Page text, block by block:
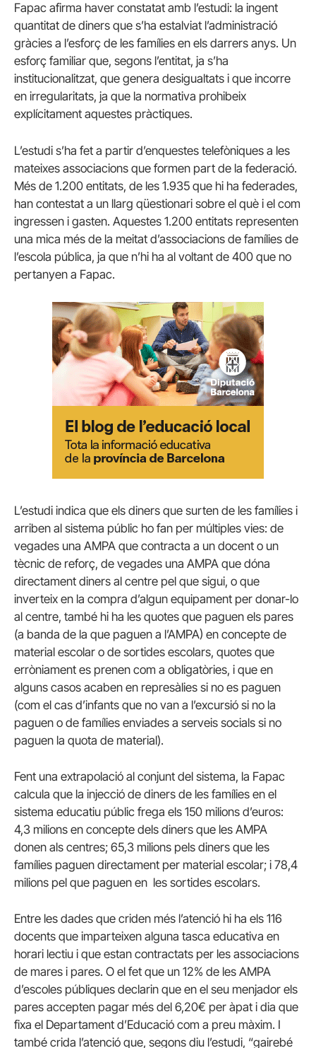
Fapac afirma haver constatat amb l’estudi: la ingent
quantitat de diners que s’ha estalviat l’administració
gràcies a l’esforç de les famílies en els darrers anys. Un
esforç familiar que, segons l’entitat, ja s’ha
institucionalitzat, que genera desigualtats i que incorre
en irregularitats, ja que la normativa prohibeix
explícitament aquestes pràctiques.
L’estudi s’ha fet a partir d’enquestes telefòniques a les
mateixes associacions que formen part de la federació.
Més de 1.200 entitats, de les 1.935 que hi ha federades,
han contestat a un llarg qüestionari sobre el què i el com
ingressen i gasten. Aquestes 1.200 entitats representen
una mica més de la meitat d’associacions de famílies de
l’escola pública, ja que n’hi ha al voltant de 400 que no
pertanyen a Fapac.
L’estudi indica que els diners que surten de les famílies i
arriben al sistema públic ho fan per múltiples vies: de
vegades una AMPA que contracta a un docent o un
tècnic de reforç, de vegades una AMPA que dóna
directament diners al centre pel que sigui, o que
inverteix en la compra d’algun equipament per donar-lo
al centre, també hi ha les quotes que paguen els pares
(a banda de la que paguen a l’AMPA) en concepte de
material escolar o de sortides escolars, quotes que
erròniament es prenen com a obligatòries, i que en
alguns casos acaben en represàlies si no es paguen
(com el cas d’infants que no van a l’excursió si no la
paguen o de famílies enviades a serveis socials si no
paguen la quota de material).
Fent una extrapolació al conjunt del sistema, la Fapac
calcula que la injecció de diners de les famílies en el
sistema educatiu públic frega els 150 milions d’euros:
4,3 milions en concepte dels diners que les AMPA
donen als centres; 65,3 milions pels diners que les
famílies paguen directament per material escolar; i 78,4
milions pel que paguen en les sortides escolars.
Entre les dades que criden més l’atenció hi ha els 116
docents que imparteixen alguna tasca educativa en
horari lectiu i que estan contractats per les associacions
de mares i pares. O el fet que un 12% de les AMPA
d’escoles públiques declarin que en el seu menjador els
pares accepten pagar més del 6,20€ per àpat i dia que
fixa el Departament d’Educació com a preu màxim. I
també crida l’atenció que, segons diu l’estudi, “gairebé